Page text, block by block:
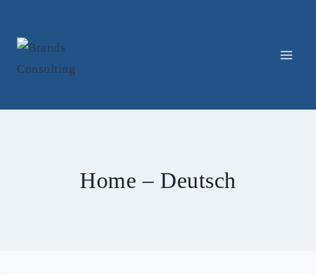
springen
Home – Deutsch